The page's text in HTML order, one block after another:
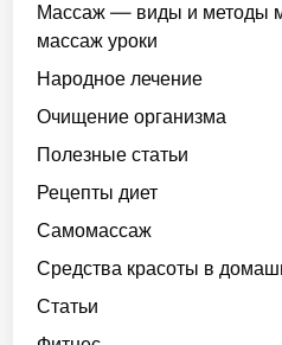
Массаж — виды и методы
массаж уроки
Народное лечение
Очищение организма
Полезные статьи
Рецепты диет
Самомассаж
Средства красоты в
Статьи